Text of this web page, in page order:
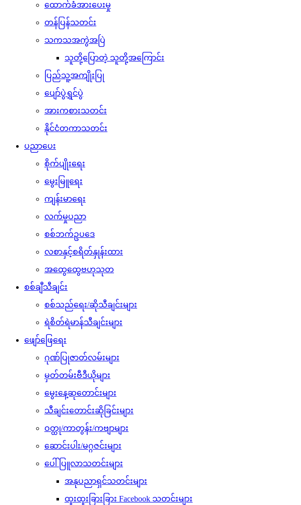
ထောက်ခံအားပေးမှု
တန်ပြန်သတင်း
သကသအကွဲအပြဲ
သူတို့ပြောတဲ့ သူတို့အကြောင်း
ပြည်သူ့အကျိုးပြု
ပျော်ပွဲရွှင်ပွဲ
အားကစားသတင်း
နိုင်ငံတကာသတင်း
ပညာပေး
စိုက်ပျိုးရေး
မွေးမြူရေး
ကျန်းမာရေး
လက်မှုပညာ
စစ်ဘက်ဥပဒေ
လစာနှင့်စရိတ်နှုန်းထား
အထွေထွေဗဟုသုတ
စစ်ချီသီချင်း
စစ်သည်ရေး/ဆိုသီချင်းများ
ရဲစိတ်ရဲမာန်သီချင်းများ
ဖျော်ဖြေရေး
ဂုဏ်ပြုဇာတ်လမ်းများ
မှတ်တမ်းဗီဒီယိုများ
မွေးနေ့ဆုတောင်းများ
သီချင်းတောင်းဆိုခြင်းများ
ဝတ္ထု/ကာတွန်း/ကဗျာများ
ဆောင်းပါး/မဂ္ဂဇင်းများ
ပေါ်ပြူလာသတင်းများ
အနုပညာရှင်သတင်းများ
ထူးထူးခြားခြား Facebook သတင်းများ